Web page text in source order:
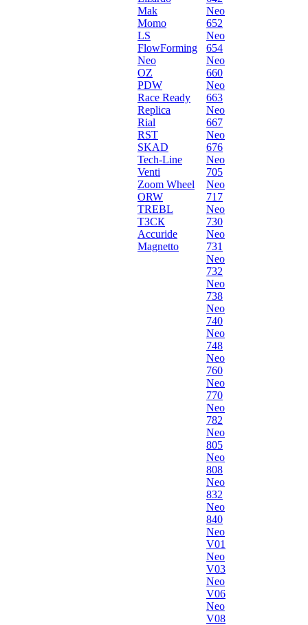
Mak
Momo
LS
FlowForming
Neo
OZ
PDW
Race Ready
Replica
Rial
RST
SKAD
Tech-Line
Venti
Zoom Wheel
ORW
TREBL
ТЗСК
Accuride
Magnetto
Neo
652
Neo
654
Neo
660
Neo
663
Neo
667
Neo
676
Neo
705
Neo
717
Neo
730
Neo
731
Neo
732
Neo
738
Neo
740
Neo
748
Neo
760
Neo
770
Neo
782
Neo
805
Neo
808
Neo
832
Neo
840
Neo
V01
Neo
V03
Neo
V06
Neo
V08